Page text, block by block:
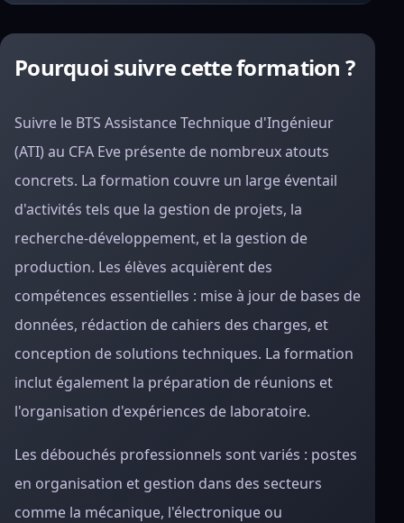
Pourquoi suivre cette formation ?
Suivre le BTS Assistance Technique d'Ingénieur
(ATI) au CFA Eve présente de nombreux atouts
concrets. La formation couvre un large éventail
d'activités tels que la gestion de projets, la
recherche-développement, et la gestion de
production. Les élèves acquièrent des
compétences essentielles : mise à jour de bases de
données, rédaction de cahiers des charges, et
conception de solutions techniques. La formation
inclut également la préparation de réunions et
l'organisation d'expériences de laboratoire.
Les débouchés professionnels sont variés : postes
en organisation et gestion dans des secteurs
comme la mécanique, l'électronique ou